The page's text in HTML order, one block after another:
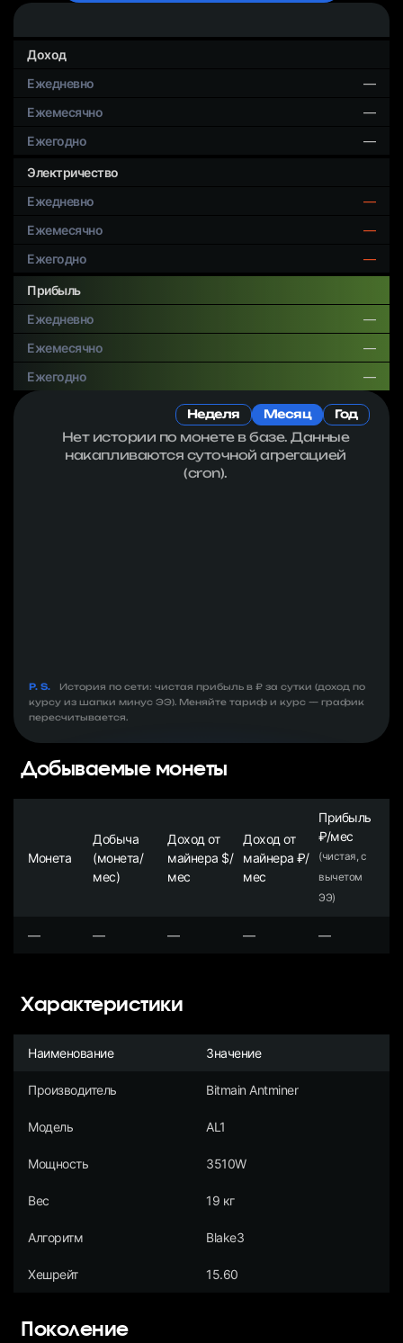
Доход
—
—
—
Электричество
—
—
—
Прибыль
—
—
—
Нет истории по монете в базе. Данные
накапливаются суточной агрегацией
(cron).
Неделя Месяц Год
P. S.
История по сети: чистая прибыль в ₽ за сутки (доход по
курсу из шапки минус ЭЭ). Меняйте тариф и курс — график
пересчитывается.
Добываемые монеты
Монета
Добыча
(монета/
мес)
Доход от
майнера $/
мес
Доход от
майнера ₽/
мес
Прибыль
₽/мес
(чистая, с
вычетом
ЭЭ)
— — — — —
Характеристики
Наименование Значение
Производитель Bitmain Antminer
Модель AL1
Мощность 3510W
Вес 19 кг
Алгоритм Blake3
Хешрейт 15.60
Поколение